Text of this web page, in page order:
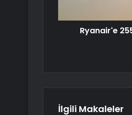
Ryanair'e
İlgili Makaleler